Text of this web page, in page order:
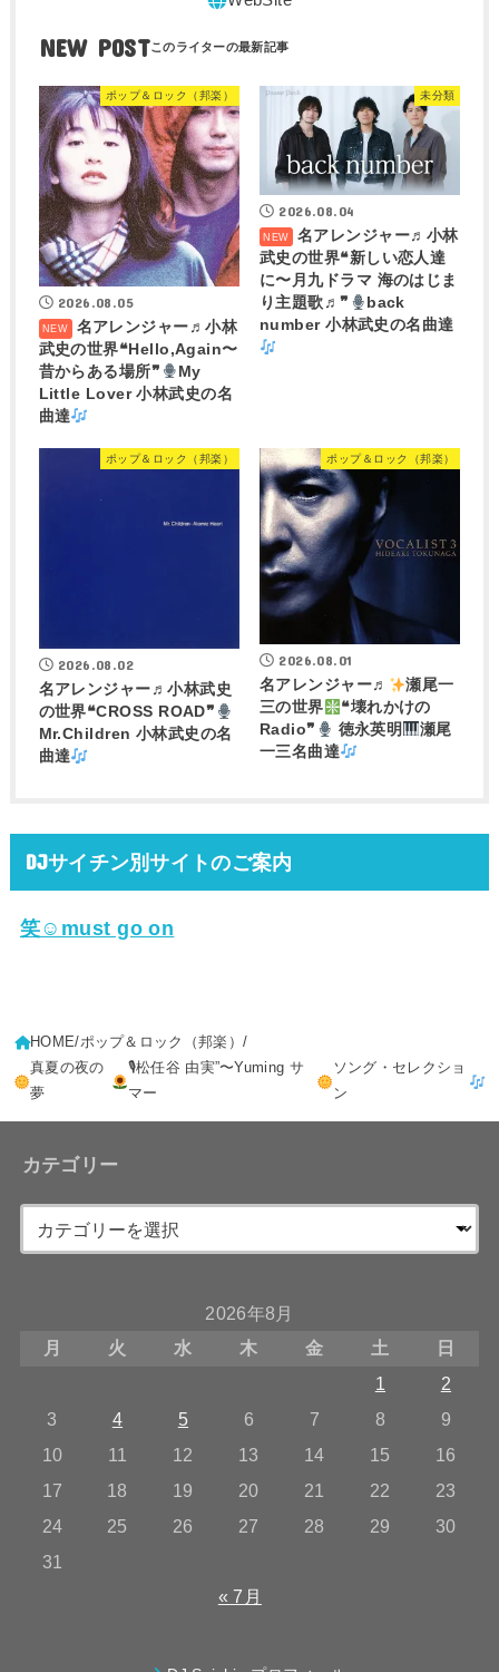
NEW POST
ポップ＆ロック（邦楽）
2026.08.05
名アレンジャー♬小林
武史の世界❝Hello,Again〜
昔からある場所❞
My
Little Lover 小林武史の名
曲達
未分類
2026.08.04
名アレンジャー♬ 小林
武史の世界❝新しい恋人達
に〜月九ドラマ 海のはじま
り主題歌♬❞
back
number 小林武史の名曲達
ポップ＆ロック（邦楽）
2026.08.02
名アレンジャー♬小林武史
の世界❝CROSS ROAD❞
Mr.Children 小林武史の名
曲達
ポップ＆ロック（邦楽）
2026.08.01
名アレンジャー♬
瀬尾一
三の世界
❝壊れかけの
Radio❞
徳永英明
瀬尾
一三名曲達
DJサイチン別サイトのご案内
笑☺must go on
HOME ポップ＆ロック（邦楽）
真夏の夜の
夢
🎙松任谷 由実”〜Yuming サ
マー
ソング・セレクショ
ン
カテゴリー
2026年8月
月
火 水 木 金 土
日
1
2
3
4 5 6 7 8
9
10
11 12 13 14 15
16
17
18 19 20 21 22
23
24
25 26 27 28 29
30
31
« 7月